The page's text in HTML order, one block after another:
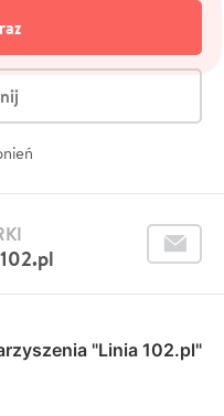
"Linia 102.pl"